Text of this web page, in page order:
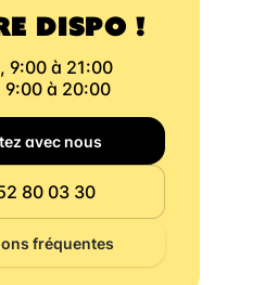
DISPO !
9:00 à 21:00
9:00 à 20:00
avec nous
80 03 30
fréquentes